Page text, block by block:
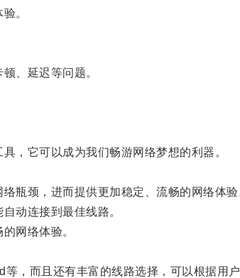
。
、延迟等问题。
它可以成为我们畅游网络梦想的利器。
颈，进而提供更加稳定、流畅的网络体验
动连接到最佳线路。
网络体验。
而且还有丰富的线路选择，可以根据用户